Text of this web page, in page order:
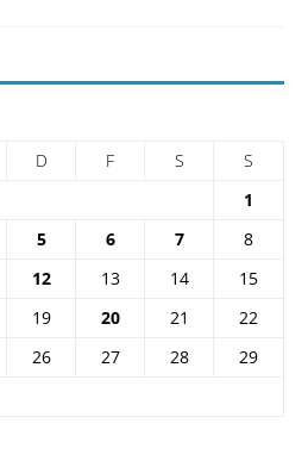
D F S
S
1
5 6 7
8
12 13 14
15
19 20 21
22
26 27 28
29